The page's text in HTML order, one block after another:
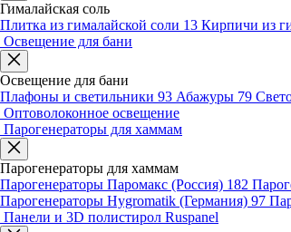
Гималайская соль
Плитка из гималайской соли 13 Кирпичи из
Освещение для бани
Освещение для бани
Плафоны и светильники 93 Абажуры 79
Оптоволоконное освещение
Парогенераторы для хаммам
Парогенераторы для хаммам
Парогенераторы Паромакс (Россия) 182
Парогенераторы Hygromatik (Германия) 97
Панели и 3D полистирол Ruspanel